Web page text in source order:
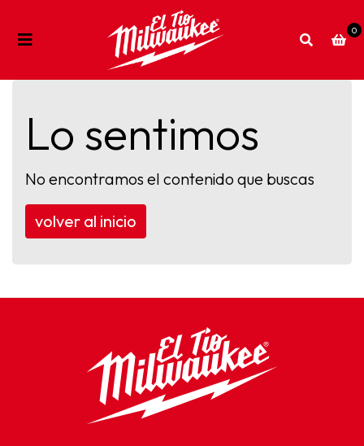
0
Lo sentimos
No encontramos el contenido que buscas
volver al inicio